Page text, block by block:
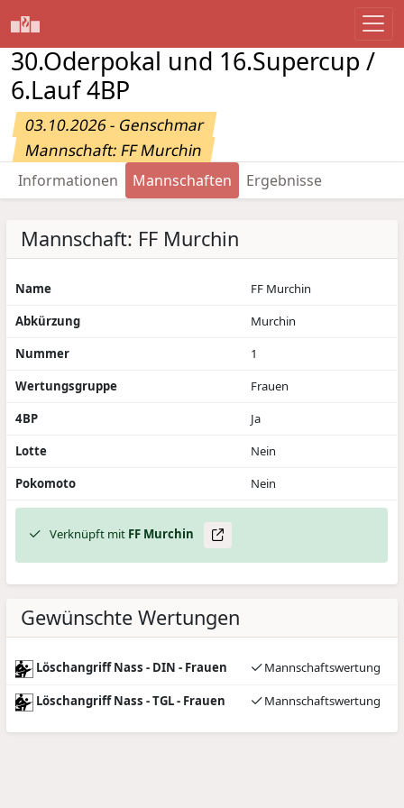
30.Oderpokal und 16.Supercup /
6.Lauf 4BP
03.10.2026 - Genschmar
Mannschaft: FF Murchin
Informationen Mannschaften Ergebnisse
Mannschaft: FF Murchin
Name
FF Murchin
Abkürzung
Murchin
Nummer
1
Wertungsgruppe
Frauen
4BP
Ja
Lotte
Nein
Pokomoto
Nein
Verknüpft mit FF Murchin
Gewünschte Wertungen
Löschangriff Nass - DIN - Frauen Mannschaftswertung
Löschangriff Nass - TGL - Frauen Mannschaftswertung